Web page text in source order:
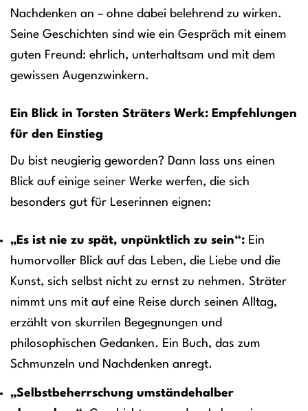
Nachdenken an – ohne dabei belehrend zu wirken.
Seine Geschichten sind wie ein Gespräch mit einem
guten Freund: ehrlich, unterhaltsam und mit dem
gewissen Augenzwinkern.
Ein Blick in Torsten Sträters Werk: Empfehlungen
für den Einstieg
Du bist neugierig geworden? Dann lass uns einen
Blick auf einige seiner Werke werfen, die sich
besonders gut für Leserinnen eignen:
„Es ist nie zu spät, unpünktlich zu sein“: Ein
humorvoller Blick auf das Leben, die Liebe und die
Kunst, sich selbst nicht zu ernst zu nehmen. Sträter
nimmt uns mit auf eine Reise durch seinen Alltag,
erzählt von skurrilen Begegnungen und
philosophischen Gedanken. Ein Buch, das zum
Schmunzeln und Nachdenken anregt.
„Selbstbeherrschung umständehalber